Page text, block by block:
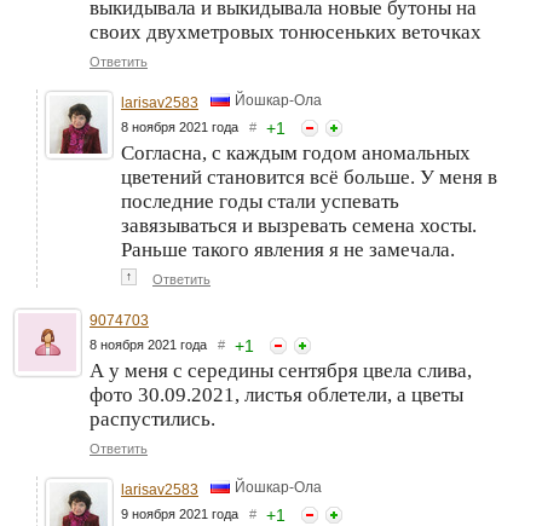
выкидывала и выкидывала новые бутоны на
своих двухметровых тонюсеньких веточках
Ответить
larisav2583 Йошкар-Ола
8 ноября 2021 года # +1
Согласна, с каждым годом аномальных
цветений становится всё больше. У меня в
последние годы стали успевать
завязываться и вызревать семена хосты.
Раньше такого явления я не замечала.
↑ Ответить
9074703
8 ноября 2021 года # +1
А у меня с середины сентября цвела слива,
фото 30.09.2021, листья облетели, а цветы
распустились.
Ответить
larisav2583 Йошкар-Ола
9 ноября 2021 года # +1